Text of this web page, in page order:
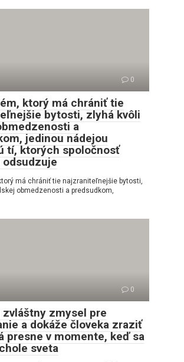
0
ktorý má chrániť tie
bytosti, zlyhá kvôli
a
jedinou nádejou
tí, ktorých spoločnosť
odsudzuje
má chrániť tie najzraniteľnejšie bytosti,
obmedzenosti a predsudkom,
0
zvláštny zmysel pre
a dokáže človeka zraziť
presne v momente, keď sa
sveta